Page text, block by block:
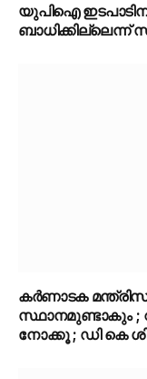
യുപിഐ
ബാധിക്കില്ലെന്ന്
കർണാടക
സ്ഥാനമുണ്ടാകും ;
നോക്കൂ ; ഡി കെ